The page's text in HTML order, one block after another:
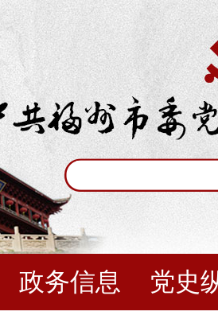
政务信息 党史